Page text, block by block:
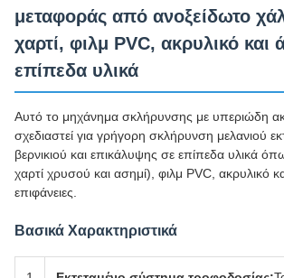
μεταφοράς από ανοξείδωτο
χαρτί, φιλμ PVC, ακρυλικό και
επίπεδα υλικά
Αυτό το μηχάνημα σκλήρυνσης με υπεριώδη
σχεδιαστεί για γρήγορη σκλήρυνση μελανιού
βερνικιού και επικάλυψης σε επίπεδα υλικά
χαρτί χρυσού και ασημί), φιλμ PVC, ακρυλικό
επιφάνειες.
Βασικά Χαρακτηριστικά